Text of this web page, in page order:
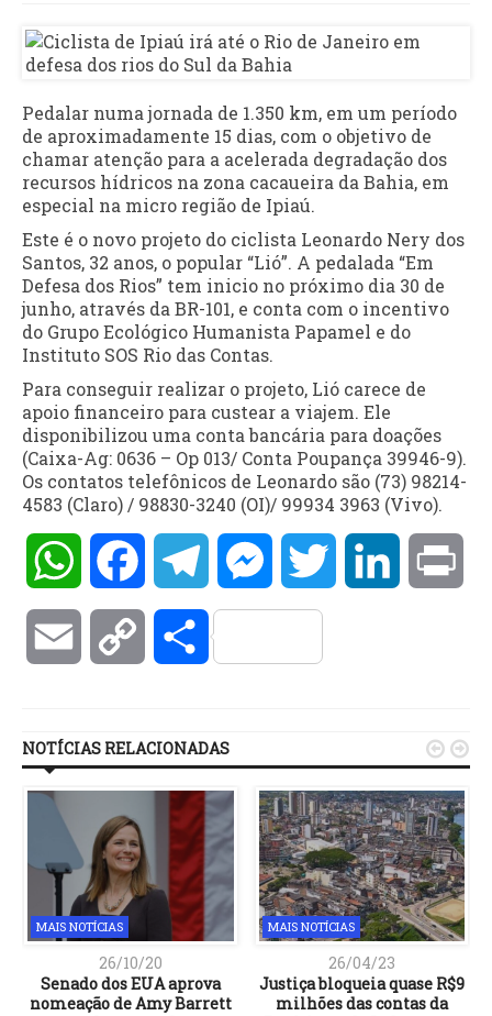
Pedalar numa jornada de 1.350 km, em um período
de aproximadamente 15 dias, com o objetivo de
chamar atenção para a acelerada degradação dos
recursos hídricos na zona cacaueira da Bahia, em
especial na micro região de Ipiaú.
Este é o novo projeto do ciclista Leonardo Nery dos
Santos, 32 anos, o popular “Lió”. A pedalada “Em
Defesa dos Rios” tem inicio no próximo dia 30 de
junho, através da BR-101, e conta com o incentivo
do Grupo Ecológico Humanista Papamel e do
Instituto SOS Rio das Contas.
Para conseguir realizar o projeto, Lió carece de
apoio financeiro para custear a viajem. Ele
disponibilizou uma conta bancária para doações
(Caixa-Ag: 0636 – Op 013/ Conta Poupança 39946-9).
Os contatos telefônicos de Leonardo são (73) 98214-
4583 (Claro) / 98830-3240 (OI)/ 99934 3963 (Vivo).
WhatsAppFacebookTelegramMessengerTwitter LinkedIn
Email Copy Compartilhar
NOTÍCIAS RELACIONADAS
MAIS NOTÍCIAS
26/10/20
Senado dos EUA aprova
nomeação de Amy Barrett
MAIS NOTÍCIAS
26/04/23
Justiça bloqueia quase R$9
milhões das contas da
 